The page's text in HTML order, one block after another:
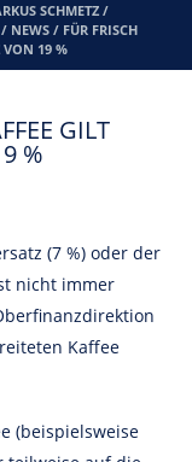
SCHMETZ /
/ NEWS / FÜR FRISCH
VON 19 %
GILT
%
(7 %) oder der
nicht immer
Kaffee
(beispielsweise